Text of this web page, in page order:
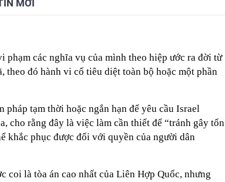
MỚI
phạm các nghĩa vụ của mình theo hiệp ước ra đời từ
theo đó hành vi cố tiêu diệt toàn bộ hoặc một phần
pháp tạm thời hoặc ngắn hạn để yêu cầu Israel
cho rằng đây là việc làm cần thiết để “tránh gây tổn
khắc phục được đối với quyền của người dân
coi là tòa án cao nhất của Liên Hợp Quốc, nhưng